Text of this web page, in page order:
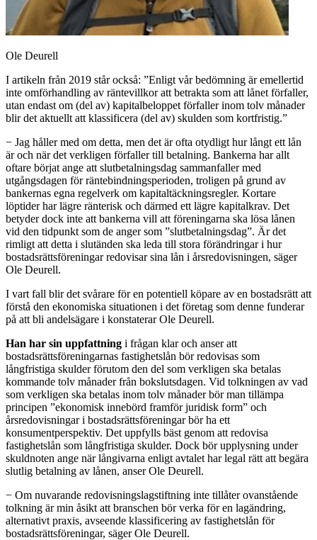
Ole Deurell
I artikeln från 2019 står också: ”Enligt vår bedömning är emellertid
inte omförhandling av räntevillkor att betrakta som att lånet förfaller,
utan endast om (del av) kapitalbeloppet förfaller inom tolv månader
blir det aktuellt att klassificera (del av) skulden som kortfristig.”
− Jag håller med om detta, men det är ofta otydligt hur långt ett lån
är och när det verkligen förfaller till betalning. Bankerna har allt
oftare börjat ange att slutbetalningsdag sammanfaller med
utgångsdagen för räntebindningsperioden, troligen på grund av
bankernas egna regelverk om kapitaltäckningsregler. Kortare
löptider har lägre ränterisk och därmed ett lägre kapitalkrav. Det
betyder dock inte att bankerna vill att föreningarna ska lösa lånen
vid den tidpunkt som de anger som ”slutbetalningsdag”. Är det
rimligt att detta i slutänden ska leda till stora förändringar i hur
bostadsrättsföreningar redovisar sina lån i årsredovisningen, säger
Ole Deurell.
I vart fall blir det svårare för en potentiell köpare av en bostadsrätt att
förstå den ekonomiska situationen i det företag som denne funderar
på att bli andelsägare i konstaterar Ole Deurell.
Han har sin uppfattning i frågan klar och anser att
bostadsrättsföreningarnas fastighetslån bör redovisas som
långfristiga skulder förutom den del som verkligen ska betalas
kommande tolv månader från bokslutsdagen. Vid tolkningen av vad
som verkligen ska betalas inom tolv månader bör man tillämpa
principen ”ekonomisk innebörd framför juridisk form” och
årsredovisningar i bostadsrättsföreningar bör ha ett
konsumentperspektiv. Det uppfylls bäst genom att redovisa
fastighetslån som långfristiga skulder. Dock bör upplysning under
skuldnoten ange när långivarna enligt avtalet har legal rätt att begära
slutlig betalning av lånen, anser Ole Deurell.
− Om nuvarande redovisningslagstiftning inte tillåter ovanstående
tolkning är min åsikt att branschen bör verka för en lagändring,
alternativt praxis, avseende klassificering av fastighetslån för
bostadsrättsföreningar, säger Ole Deurell.